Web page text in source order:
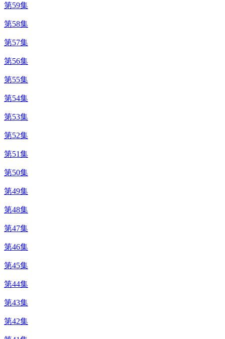
第59集
第58集
第57集
第56集
第55集
第54集
第53集
第52集
第51集
第50集
第49集
第48集
第47集
第46集
第45集
第44集
第43集
第42集